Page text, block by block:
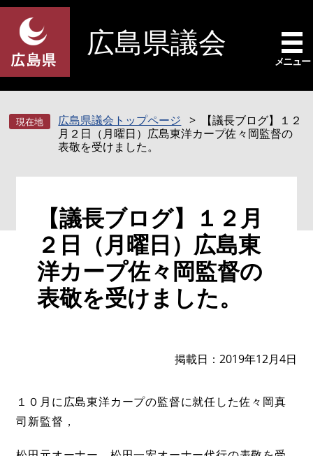
ペ
先
頭
す
メ
を
飛
し
広島県議会
メニュー
広島県議会トップページ
【議長ブログ】１２
月２日（月曜日）広島東洋カープ佐々岡監督の
表敬を受けました。
【議長ブログ】１２月
２日（月曜日）広島東
洋カープ佐々岡監督の
表敬を受けました。
掲載日 2019年12月4日
１０月に広島東洋カープの監督に就任した佐々岡真
司新監督，